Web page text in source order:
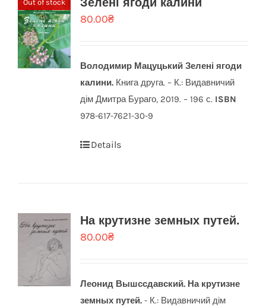
Out of stock
80.00₴
Володимир Мацуцький Зелені ягоди
калини.Книга друга. – К.: Видавничий
дім Дмитра Бураго, 2019. – 196 с. ISBN
978-617-7621-30-9
Details
На крутизне земных путей.
80.00₴
Леонид Вышссдавский. На крутизне
земных путей.- К.: Видавничий дім